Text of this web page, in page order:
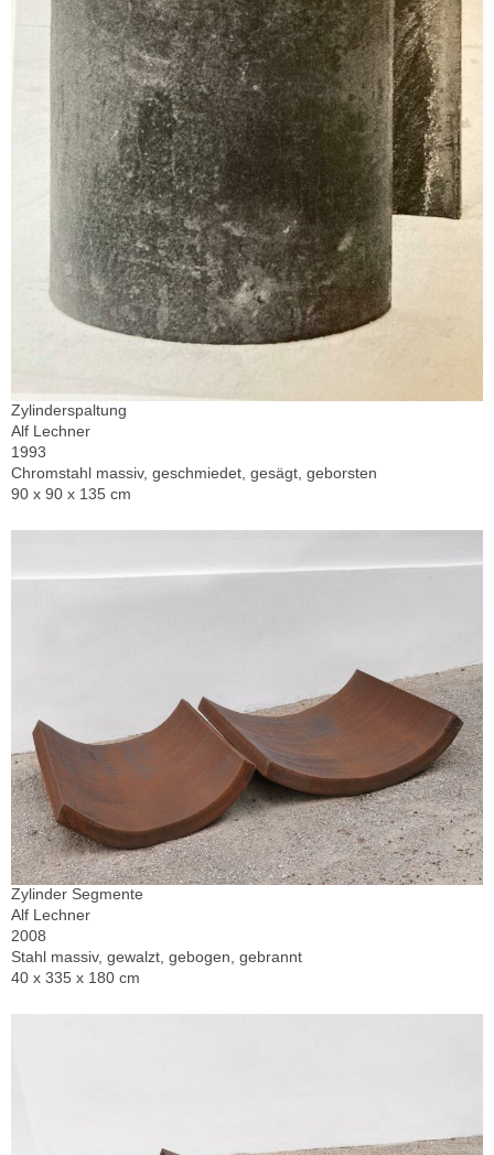
Zylinderspaltung
Alf Lechner
1993
Chromstahl massiv, geschmiedet, gesägt, geborsten
90 x 90 x 135 cm
Zylinder Segmente
Alf Lechner
2008
Stahl massiv, gewalzt, gebogen, gebrannt
40 x 335 x 180 cm